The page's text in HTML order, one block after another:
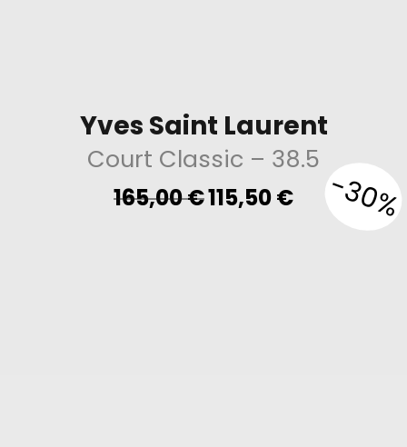
Yves Saint Laurent
Court Classic – 38.5
165,00€ Original
price
115,50€Current-30%